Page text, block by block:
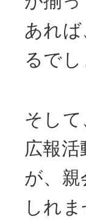
あれ
るでし
そし
広報
が、
しれま